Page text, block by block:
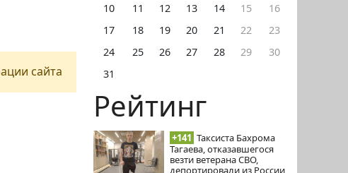
10
11 12 13 14 15
16
17
18 19 20 21 22
23
24
25 26 27 28 29
30
31
Рейтинг
+141 Таксиста Бахрома
Тагаева, отказавшегося
везти ветерана СВО,
депортировали из России
сайта